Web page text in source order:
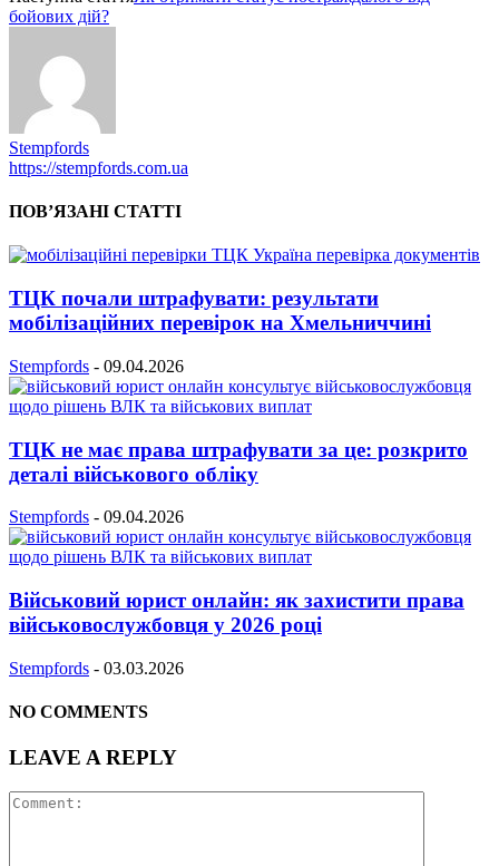
бойових дій?
Stempfords
https://stempfords.com.ua
ПОВ’ЯЗАНІ СТАТТІ
ТЦК почали штрафувати: результати
мобілізаційних перевірок на Хмельниччині
Stempfords - 09.04.2026
ТЦК не має права штрафувати за це: розкрито
деталі військового обліку
Stempfords - 09.04.2026
Військовий юрист онлайн: як захистити права
військовослужбовця у 2026 році
Stempfords - 03.03.2026
NO COMMENTS
LEAVE A REPLY